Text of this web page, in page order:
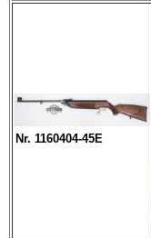
Nr. 1160404-45E